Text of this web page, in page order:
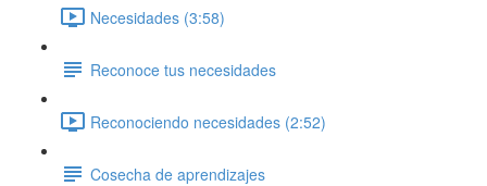
Necesidades (3:58)
Reconoce tus necesidades
Reconociendo necesidades (2:52)
Cosecha de aprendizajes